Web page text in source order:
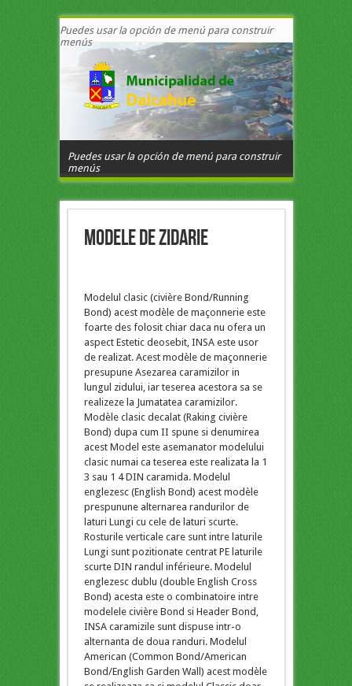
Puedes usar la opción de menú para construir
menús
Puedes usar la opción de menú para construir
menús
Modele de zidarie
Modelul clasic (civière Bond/Running
Bond) acest modèle de maçonnerie este
foarte des folosit chiar daca nu ofera un
aspect Estetic deosebit, INSA este usor
de realizat. Acest modèle de maçonnerie
presupune Asezarea caramizilor in
lungul zidului, iar teserea acestora sa se
realizeze la Jumatatea caramizilor.
Modèle clasic decalat (Raking civière
Bond) dupa cum II spune si denumirea
acest Model este asemanator modelului
clasic numai ca teserea este realizata la 1
3 sau 1 4 DIN caramida. Modelul
englezesc (English Bond) acest modèle
prespunune alternarea randurilor de
laturi Lungi cu cele de laturi scurte.
Rosturile verticale care sunt intre laturile
Lungi sunt pozitionate centrat PE laturile
scurte DIN randul inférieure. Modelul
englezesc dublu (double English Cross
Bond) acesta este o combinatoire intre
modelele civière Bond si Header Bond,
INSA caramizile sunt dispuse intr-o
alternanta de doua randuri. Modelul
American (Common Bond/American
Bond/English Garden Wall) acest modèle